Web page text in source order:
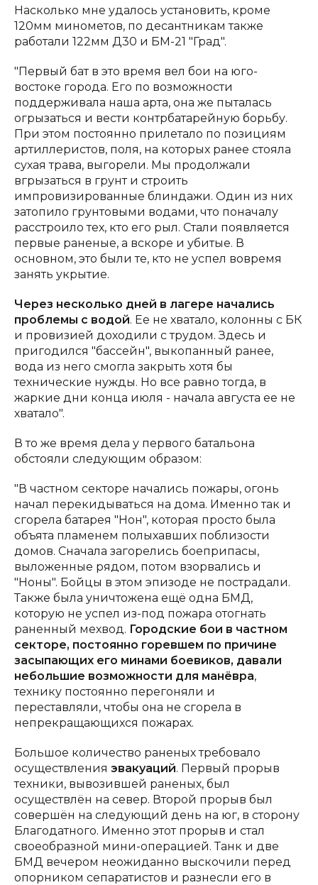
Насколько мне удалось установить, кроме
120мм минометов, по десантникам также
работали 122мм Д30 и БМ-21 "Град".
"Первый бат в это время вел бои на юго-
востоке города. Его по возможности
поддерживала наша арта, она же пыталась
огрызаться и вести контрбатарейную борьбу.
При этом постоянно прилетало по позициям
артиллеристов, поля, на которых ранее стояла
сухая трава, выгорели. Мы продолжали
вгрызаться в грунт и строить
импровизированные блиндажи. Один из них
затопило грунтовыми водами, что поначалу
расстроило тех, кто его рыл. Стали появляется
первые раненые, а вскоре и убитые. В
основном, это были те, кто не успел вовремя
занять укрытие.
Через несколько дней в лагере начались
проблемы с водой. Ее не хватало, колонны с БК
и провизией доходили с трудом. Здесь и
пригодился "бассейн", выкопанный ранее,
вода из него смогла закрыть хотя бы
технические нужды. Но все равно тогда, в
жаркие дни конца июля - начала августа ее не
хватало".
В то же время дела у первого батальона
обстояли следующим образом:
"В частном секторе начались пожары, огонь
начал перекидываться на дома. Именно так и
сгорела батарея "Нон", которая просто была
объята пламенем полыхавших поблизости
домов. Сначала загорелись боеприпасы,
выложенные рядом, потом взорвались и
"Ноны". Бойцы в этом эпизоде не пострадали.
Также была уничтожена ещё одна БМД,
которую не успел из-под пожара отогнать
раненный мехвод. Городские бои в частном
секторе, постоянно горевшем по причине
засыпающих его минами боевиков, давали
небольшие возможности для манёвра,
технику постоянно перегоняли и
переставляли, чтобы она не сгорела в
непрекращающихся пожарах.
Большое количество раненых требовало
осуществления эвакуаций. Первый прорыв
техники, вывозившей раненых, был
осуществлён на север. Второй прорыв был
совершён на следующий день на юг, в сторону
Благодатного. Именно этот прорыв и стал
своеобразной мини-операцией. Танк и две
БМД вечером неожиданно выскочили перед
опорником сепаратистов и разнесли его в